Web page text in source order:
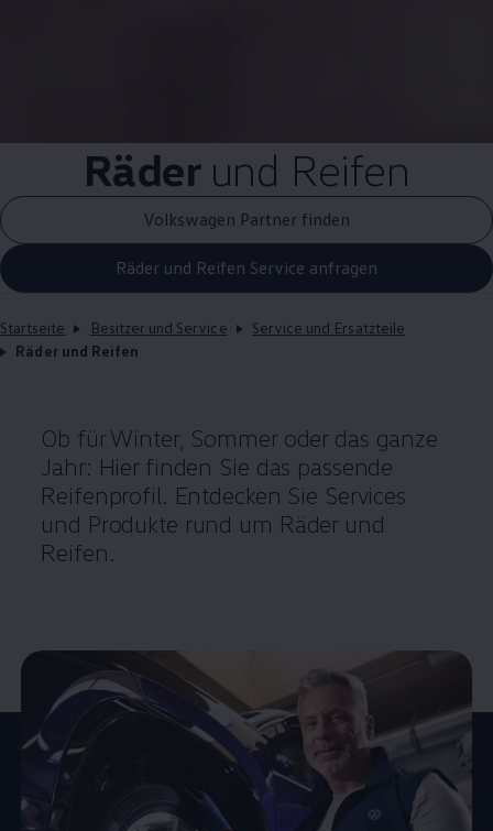
Räder und Reifen
Volkswagen Partner finden
Räder und Reifen Service anfragen
Startseite Besitzer und Service
Service und Ersatzteile
Räder und Reifen
Ob für Winter, Sommer oder das ganze
Jahr: Hier finden Sie das passende
Reifenprofil. Entdecken Sie Services
und Produkte rund um Räder und
Reifen.